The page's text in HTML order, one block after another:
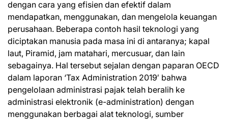
dengan cara yang efisien dan efektif dalam
mendapatkan, menggunakan, dan mengelola keuangan
perusahaan. Beberapa contoh hasil teknologi yang
diciptakan manusia pada masa ini di antaranya; kapal
laut, Piramid, jam matahari, mercusuar, dan lain
sebagainya. Hal tersebut sejalan dengan paparan OECD
dalam laporan ‘Tax Administration 2019′ bahwa
pengelolaan administrasi pajak telah beralih ke
administrasi elektronik (e-administration) dengan
menggunakan berbagai alat teknologi, sumber